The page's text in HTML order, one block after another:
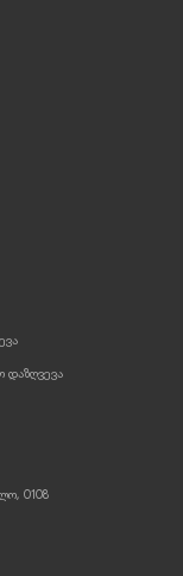
დაზღვევა
0108